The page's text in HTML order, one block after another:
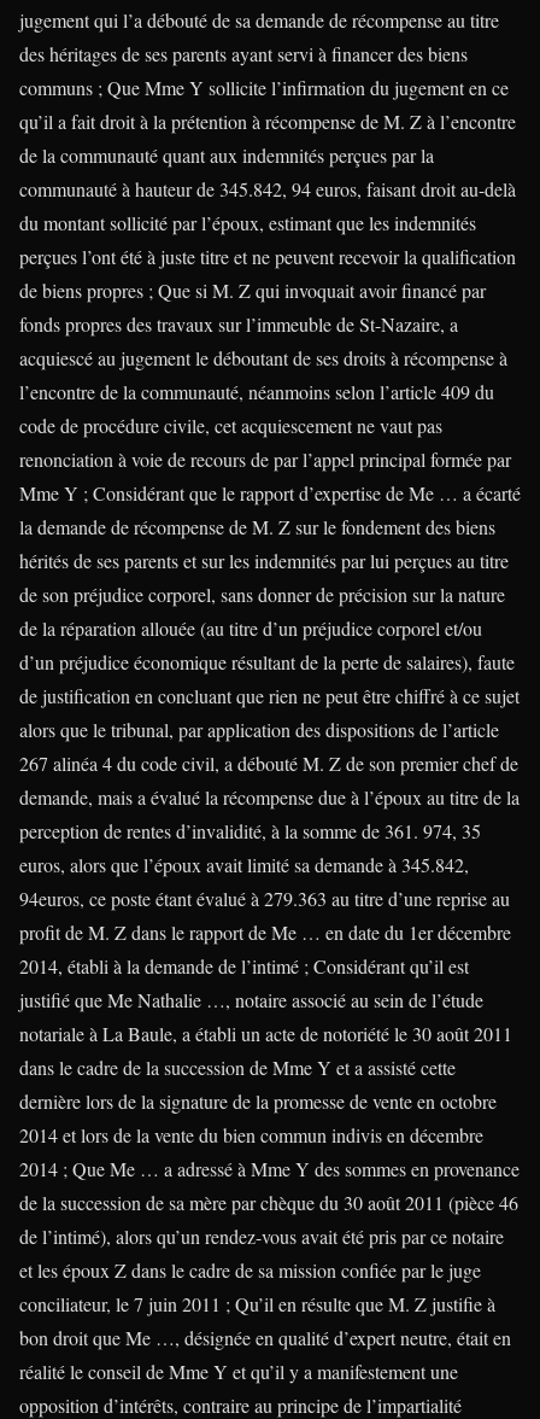
jugement qui l’a débouté de sa demande de récompense au titre
des héritages de ses parents ayant servi à financer des biens
communs ; Que Mme Y sollicite l’infirmation du jugement en ce
qu’il a fait droit à la prétention à récompense de M. Z à l’encontre
de la communauté quant aux indemnités perçues par la
communauté à hauteur de 345.842, 94 euros, faisant droit au-delà
du montant sollicité par l’époux, estimant que les indemnités
perçues l’ont été à juste titre et ne peuvent recevoir la qualification
de biens propres ; Que si M. Z qui invoquait avoir financé par
fonds propres des travaux sur l’immeuble de St-Nazaire, a
acquiescé au jugement le déboutant de ses droits à récompense à
l’encontre de la communauté, néanmoins selon l’article 409 du
code de procédure civile, cet acquiescement ne vaut pas
renonciation à voie de recours de par l’appel principal formée par
Mme Y ; Considérant que le rapport d’expertise de Me … a écarté
la demande de récompense de M. Z sur le fondement des biens
hérités de ses parents et sur les indemnités par lui perçues au titre
de son préjudice corporel, sans donner de précision sur la nature
de la réparation allouée (au titre d’un préjudice corporel et/ou
d’un préjudice économique résultant de la perte de salaires), faute
de justification en concluant que rien ne peut être chiffré à ce sujet
alors que le tribunal, par application des dispositions de l’article
267 alinéa 4 du code civil, a débouté M. Z de son premier chef de
demande, mais a évalué la récompense due à l’époux au titre de la
perception de rentes d’invalidité, à la somme de 361. 974, 35
euros, alors que l’époux avait limité sa demande à 345.842,
94euros, ce poste étant évalué à 279.363 au titre d’une reprise au
profit de M. Z dans le rapport de Me … en date du 1er décembre
2014, établi à la demande de l’intimé ; Considérant qu’il est
justifié que Me Nathalie …, notaire associé au sein de l’étude
notariale à La Baule, a établi un acte de notoriété le 30 août 2011
dans le cadre de la succession de Mme Y et a assisté cette
dernière lors de la signature de la promesse de vente en octobre
2014 et lors de la vente du bien commun indivis en décembre
2014 ; Que Me … a adressé à Mme Y des sommes en provenance
de la succession de sa mère par chèque du 30 août 2011 (pièce 46
de l’intimé), alors qu’un rendez-vous avait été pris par ce notaire
et les époux Z dans le cadre de sa mission confiée par le juge
conciliateur, le 7 juin 2011 ; Qu’il en résulte que M. Z justifie à
bon droit que Me …, désignée en qualité d’expert neutre, était en
réalité le conseil de Mme Y et qu’il y a manifestement une
opposition d’intérêts, contraire au principe de l’impartialité